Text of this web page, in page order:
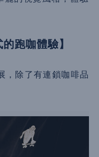
跑咖體驗】
，除了有連鎖咖啡品